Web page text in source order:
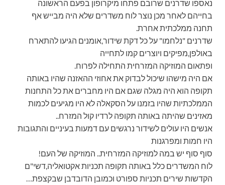
נאספו שדרנים שרובם פתחו מיקרופון בפעם הראשונה
בחייהם לאחר מכן נוצר לוח משדרים שלא היה מבייש אף
תחנה ממלכתית אחרת.
שדרנים "נלחמו" על כל דקת שידור,אומנים הגיעו להתארח
באולפן,מפיקים ויוצרים קמו לתחייה
ופתאום המוזיקה המזרחית התחילה לפרוח.
אם היה מישהו שיכול לבדוק את אחוזי ההאזנה שהיו באותה
תקופה הוא היה מגלה שגם אם היו מחברים את כל התחנות
הממלכתיות שהיו בזמנו על הסקאלה לא היו מגיעים לכמות
מאזינים שהיתה באותה תקופה לרדיו קול המזרח..
אנשים היו עולים לשידור נרגשים עם דמעות בעיניים והתגובות
היו חמות ומפרגנות
סוף סוף יש במה למוזיקה המזרחית.. המוזיקה של העם!
לוח המשדרים כלל באותה תקופה תכניות אקטואליה,דשי"ם
הקדשות שירים תכניות ספורט וכמובן הדובדבן שבקצפת…